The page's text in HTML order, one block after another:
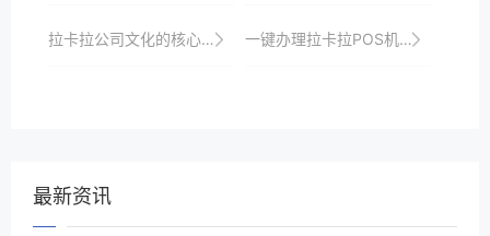
拉卡拉公司文化的核心价值观与理念解读 一键办理拉卡拉POS机，轻松进入移动支付时代
最新资讯